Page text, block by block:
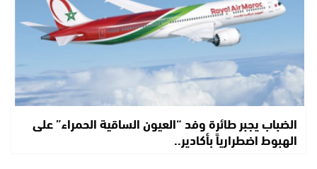
الضباب يجبر طائرة وفد “العيون الساقية الحمراء” على
الهبوط اضطرارياً بأكادير..